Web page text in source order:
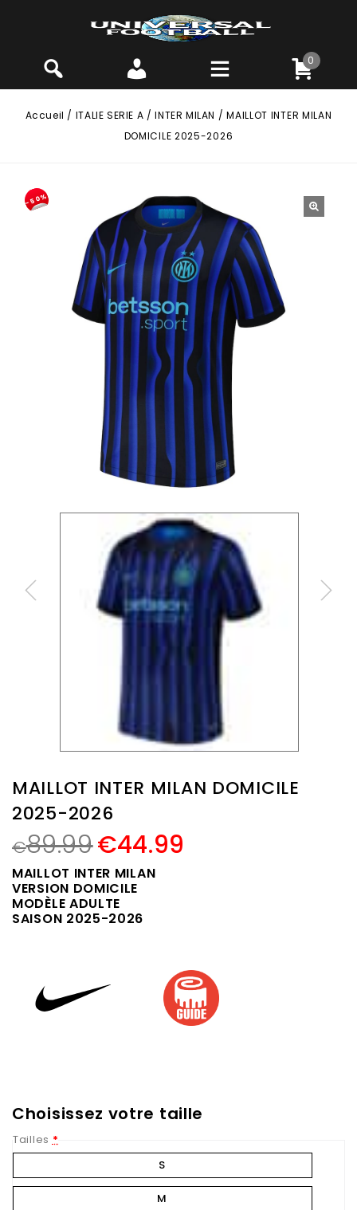
0
Accueil / ITALIE SERIE A /INTER MILAN /MAILLOT INTER MILAN
DOMICILE 2025-2026
-50%
MAILLOT INTER MILAN DOMICILE
2025-2026
€89.99€44.99
MAILLOT INTER MILAN
VERSION DOMICILE
MODÈLE ADULTE
SAISON 2025-2026
Choisissez votre taille
Tailles *
S
M